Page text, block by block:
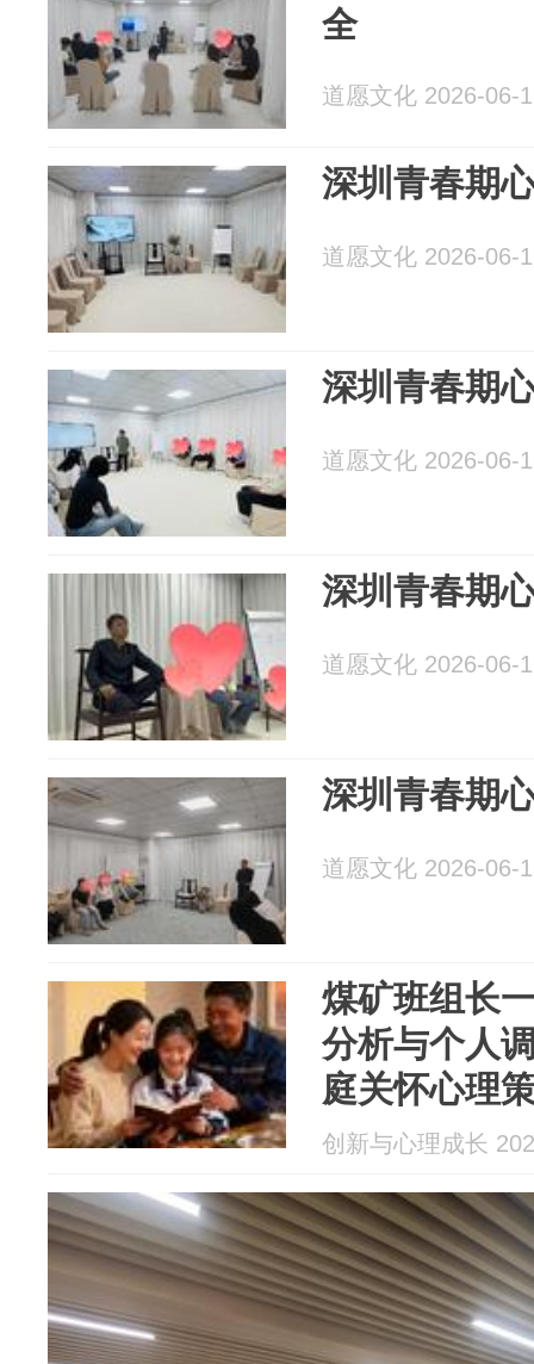
全
道愿文化 2026-06-
深圳青春期
道愿文化 2026-06-
深圳青春期
道愿文化 2026-06-
深圳青春期
道愿文化 2026-06-
深圳青春期
道愿文化 2026-06-
煤矿班组长
分析与个人
庭关怀心理
创新与心理成长